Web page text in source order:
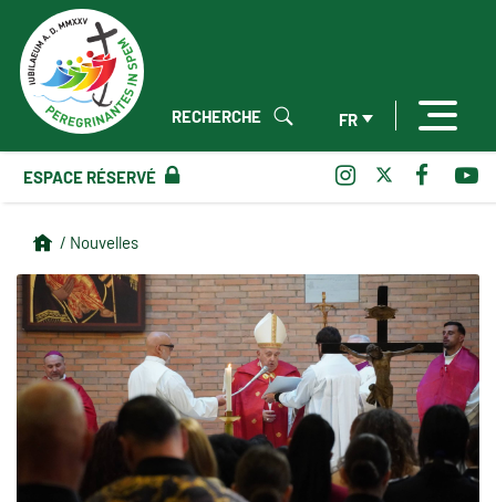
FR
RECHERCHE
ESPACE RÉSERVÉ
/ Nouvelles